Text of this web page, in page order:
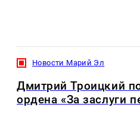
Новости Марий Эл
Дмитрий Троицкий
ордена «За заслуги